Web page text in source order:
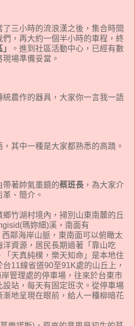
三小時的流浪漢之後，集合時間
，再大約一個半小時的車程，終
。進到社區活動中心，已經有數
場準備妥當。
農作的器具，大家你一言我一語
其中一種是大家都熟悉的高蹺。
帶著帥氣墨鏡的蔡班長 ，為大家介
革、簡介。
竹湖村境內，掃別山東南麓的丘
瑪妳細)溪，南面有
鄰海岸山脈，東南面可以俯瞰太
資源，居民長期過著「靠山吃
天真純樸，樂天知命」是本地住
11線省道90至91K處的山丘上，
管理處的停車場，往來於台東市
站，每天有固定班次。從停車場
地呈現在眼前，給人一種柳暗花